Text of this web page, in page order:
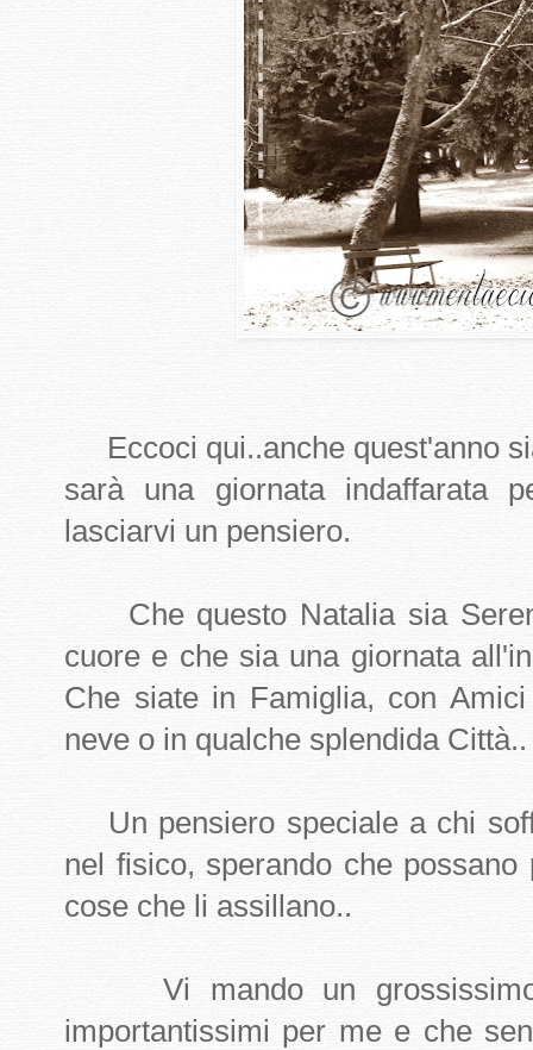
Eccoci qui..anche quest'anno
sarà una giornata indaffarata
lasciarvi un pensiero.
Che questo Natalia sia
cuore e che sia una giornata
Che siate in Famiglia, con
neve o in qualche splendida
Un pensiero speciale a chi
nel fisico, sperando che
cose che li assillano..
Vi mando un grossissimo
importantissimi per me e che